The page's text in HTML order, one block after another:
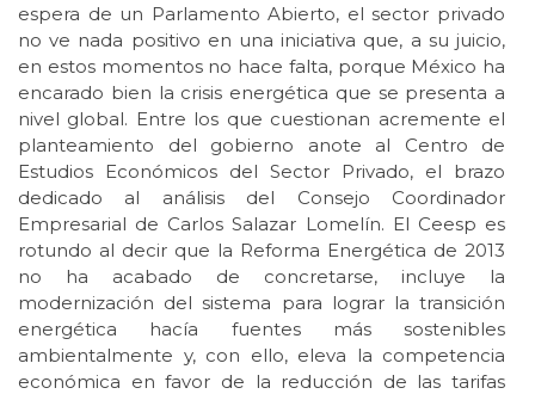
espera de un Parlamento Abierto, el sector privado
no ve nada positivo en una iniciativa que, a su juicio,
en estos momentos no hace falta, porque México ha
encarado bien la crisis energética que se presenta a
nivel global. Entre los que cuestionan acremente el
planteamiento del gobierno anote al Centro de
Estudios Económicos del Sector Privado, el brazo
dedicado al análisis del Consejo Coordinador
Empresarial de Carlos Salazar Lomelín. El Ceesp es
rotundo al decir que la Reforma Energética de 2013
no ha acabado de concretarse, incluye la
modernización del sistema para lograr la transición
energética hacía fuentes más sostenibles
ambientalmente y, con ello, eleva la competencia
económica en favor de la reducción de las tarifas